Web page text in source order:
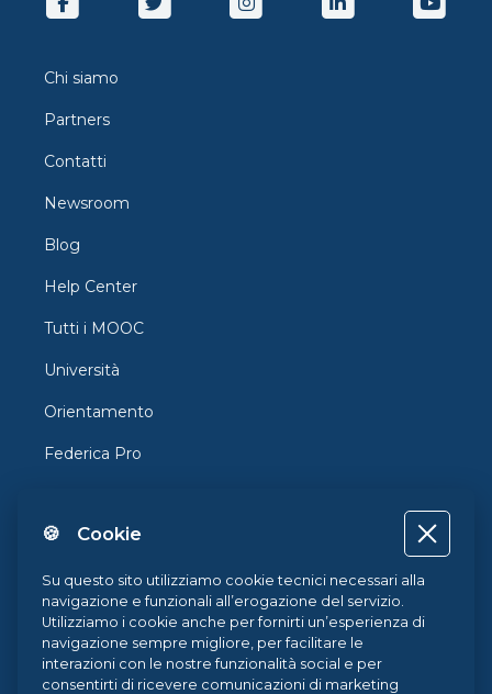
Chi siamo
Partners
Contatti
Newsroom
Blog
Help Center
Tutti i MOOC
Università
Orientamento
Federica Pro
Federica Coursera
Accessibilità
Privacy
Termini e Condizioni
🍪 Cookie
Su questo sito utilizziamo cookie tecnici necessari alla
navigazione e funzionali all’erogazione del servizio.
Utilizziamo i cookie anche per fornirti un’esperienza di
navigazione sempre migliore, per facilitare le
interazioni con le nostre funzionalità social e per
consentirti di ricevere comunicazioni di marketing